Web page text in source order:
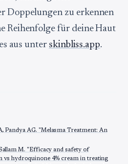
Doppelungen zu erkennen
Reihenfolge für deine Haut
aus unter skinbliss.app.
Pandya AG. "Melasma Treatment: An
M. "Efficacy and safety of
vs hydroquinone 4% cream in treating